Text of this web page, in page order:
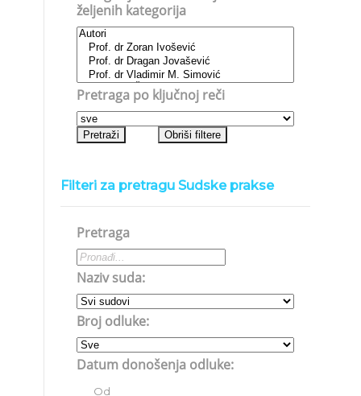
željenih kategorija
Pretraga po ključnoj reči
Filteri za pretragu Sudske prakse
Pretraga
Naziv suda:
Broj odluke:
Datum donošenja odluke:
Od